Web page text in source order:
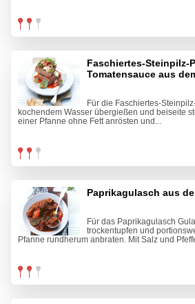
Faschiertes-Steinpilz-
Tomatensauce aus
Für die Faschiertes-
kochendem Wasser übergießen und beiseite
einer Pfanne ohne Fett anrösten und...
Paprikagulasch aus
Für das Paprikagulasch
trockentupfen und
Pfanne rundherum anbraten. Mit Salz und